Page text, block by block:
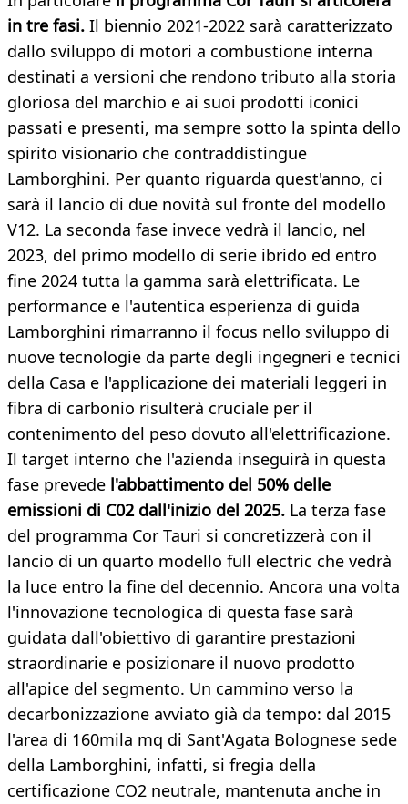
in tre fasi. Il biennio 2021-2022 sarà caratterizzato
dallo sviluppo di motori a combustione interna
destinati a versioni che rendono tributo alla storia
gloriosa del marchio e ai suoi prodotti iconici
passati e presenti, ma sempre sotto la spinta dello
spirito visionario che contraddistingue
Lamborghini. Per quanto riguarda quest'anno, ci
sarà il lancio di due novità sul fronte del modello
V12. La seconda fase invece vedrà il lancio, nel
2023, del primo modello di serie ibrido ed entro
fine 2024 tutta la gamma sarà elettrificata. Le
performance e l'autentica esperienza di guida
Lamborghini rimarranno il focus nello sviluppo di
nuove tecnologie da parte degli ingegneri e tecnici
della Casa e l'applicazione dei materiali leggeri in
fibra di carbonio risulterà cruciale per il
contenimento del peso dovuto all'elettrificazione.
Il target interno che l'azienda inseguirà in questa
fase prevede l'abbattimento del 50% delle
emissioni di C02 dall'inizio del 2025. La terza fase
del programma Cor Tauri si concretizzerà con il
lancio di un quarto modello full electric che vedrà
la luce entro la fine del decennio. Ancora una volta
l'innovazione tecnologica di questa fase sarà
guidata dall'obiettivo di garantire prestazioni
straordinarie e posizionare il nuovo prodotto
all'apice del segmento. Un cammino verso la
decarbonizzazione avviato già da tempo: dal 2015
l'area di 160mila mq di Sant'Agata Bolognese sede
della Lamborghini, infatti, si fregia della
certificazione CO2 neutrale, mantenuta anche in